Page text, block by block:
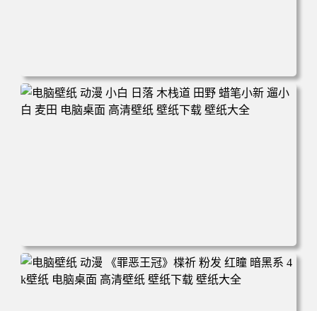
电脑壁纸 可爱动物 喵 喵星人 猫 猫咪 萌宠 电脑桌面 高清壁
纸 壁纸下载 壁纸大全
电脑壁纸 动漫 小白 日落 木栈道 田野 蜡笔小新 遛小白 麦田
电脑桌面 高清壁纸 壁纸下载 壁纸大全